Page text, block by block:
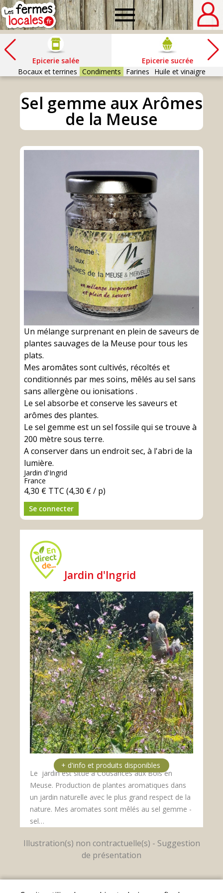
Fermes
locales
Epicerie salée
Epicerie sucrée
Bocaux et terrines Condiments Farines Huile et vinaigre
Sel gemme aux Arômes
de la Meuse
Un mélange surprenant en plein de saveurs de
plantes sauvages de la Meuse pour tous les
plats.
Mes aromâtes sont cultivés, récoltés et
conditionnés par mes soins, mêlés au sel sans
sans allergène ou ionisations .
Le sel absorbe et conserve les saveurs et
arômes des plantes.
Le sel gemme est un sel fossile qui se trouve à
200 mètre sous terre.
A conserver dans un endroit sec, à l'abri de la
lumière.
Jardin d'Ingrid
France
4,30 € TTC (4,30 € / p)
Se connecter
Jardin d'Ingrid
Le jardin est situé à Cousances aux Bois en
Meuse. Production de plantes aromatiques dans
un jardin naturelle avec le plus grand respect de la
nature. Mes aromates sont mêlés au sel gemme -
sel…